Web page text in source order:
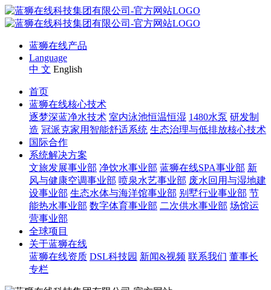
蓝狮在线产品
Language
中 文 English
首页
蓝狮在线核心技术
逐梦深蓝净水技术 室内泳池恒温恒湿 1480水泵 研发制
造 冠派克家用智能舒适系统 生态治理与低排放核心技术
国际合作
系统解决方案
文旅发展事业部 净饮水事业部 蓝狮在线SPA事业部 新
风与健康空调事业部 喷泉水艺事业部 废水回用与湿地建
设事业部 生态水体与海洋馆事业部 别墅行业事业部 节
能热水事业部 数字体育事业部 二次供水事业部 场馆运
营事业部
全球项目
关于蓝狮在线
蓝狮在线资质 DSL科技园 新闻&视频 联系我们 董事长
专栏